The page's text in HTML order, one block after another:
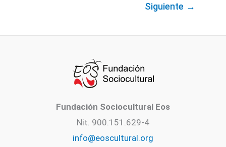
Siguiente →
Fundación Sociocultural Eos
Nit. 900.151.629-4
info@eoscultural.org